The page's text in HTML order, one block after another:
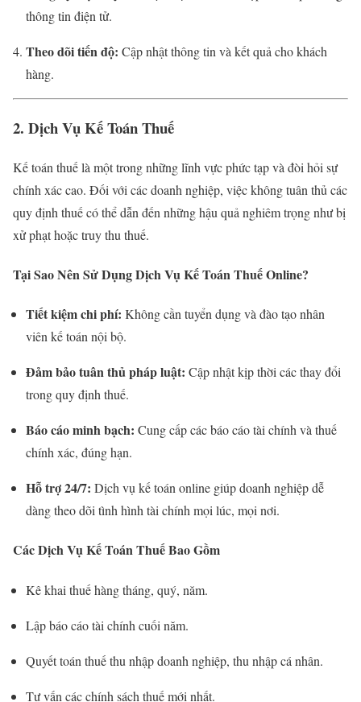
thông tin điện tử.
Theo dõi tiến độ: Cập nhật thông tin và kết quả cho khách
hàng.
2. Dịch Vụ Kế Toán Thuế
Kế toán thuế là một trong những lĩnh vực phức tạp và đòi hỏi sự
chính xác cao. Đối với các doanh nghiệp, việc không tuân thủ các
quy định thuế có thể dẫn đến những hậu quả nghiêm trọng như bị
xử phạt hoặc truy thu thuế.
Tại Sao Nên Sử Dụng Dịch Vụ Kế Toán Thuế Online?
Tiết kiệm chi phí: Không cần tuyển dụng và đào tạo nhân
viên kế toán nội bộ.
Đảm bảo tuân thủ pháp luật: Cập nhật kịp thời các thay đổi
trong quy định thuế.
Báo cáo minh bạch: Cung cấp các báo cáo tài chính và thuế
chính xác, đúng hạn.
Hỗ trợ 24/7: Dịch vụ kế toán online giúp doanh nghiệp dễ
dàng theo dõi tình hình tài chính mọi lúc, mọi nơi.
Các Dịch Vụ Kế Toán Thuế Bao Gồm
Kê khai thuế hàng tháng, quý, năm.
Lập báo cáo tài chính cuối năm.
Quyết toán thuế thu nhập doanh nghiệp, thu nhập cá nhân.
Tư vấn các chính sách thuế mới nhất.